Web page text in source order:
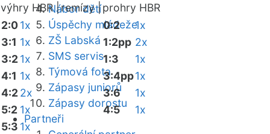
Nábor dětí
Úspěchy mládeže
ZŠ Labská
SMS servis
Týmová fota
Zápasy juniorů
Zápasy dorostu
Partneři
výhry HBR |remízy |prohry HBR
2:01x
3:1 1x
3:21x
4:1 1x
4:22x
5:2 1x
5:3 1x
0:2
1x
1:2pp 2x
1:3
1x
3:4pp1x
3:6
1x
4:5
1x